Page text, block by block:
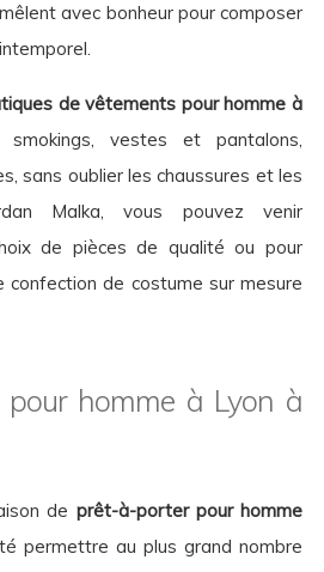
avec bonheur pour composer
de vêtements pour homme à
vestes et pantalons,
sans oublier les chaussures et les
Malka, vous pouvez venir
de pièces de qualité ou pour
confection de costume sur mesure
homme à Lyon à
de prêt-à-porter pour homme
permettre au plus grand nombre